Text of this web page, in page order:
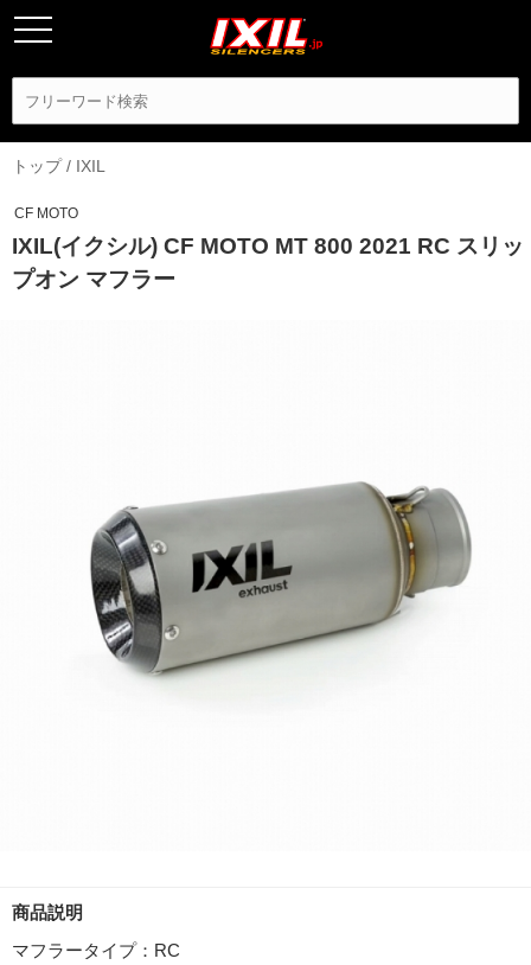
トップ/ IXIL
CF MOTO
IXIL(イクシル) CF MOTO MT 800 2021 RC スリッ
プオン マフラー
商品説明
マフラータイプ：RC